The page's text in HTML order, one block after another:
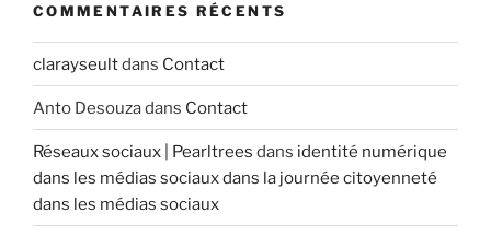
l
e
COMMENTAIRES RÉCENTS
clarayseultdans Contact
Anto Desouzadans Contact
Réseaux sociaux | Pearltrees dans identité numérique
dans les médias sociaux dans la journée citoyenneté
dans les médias sociaux